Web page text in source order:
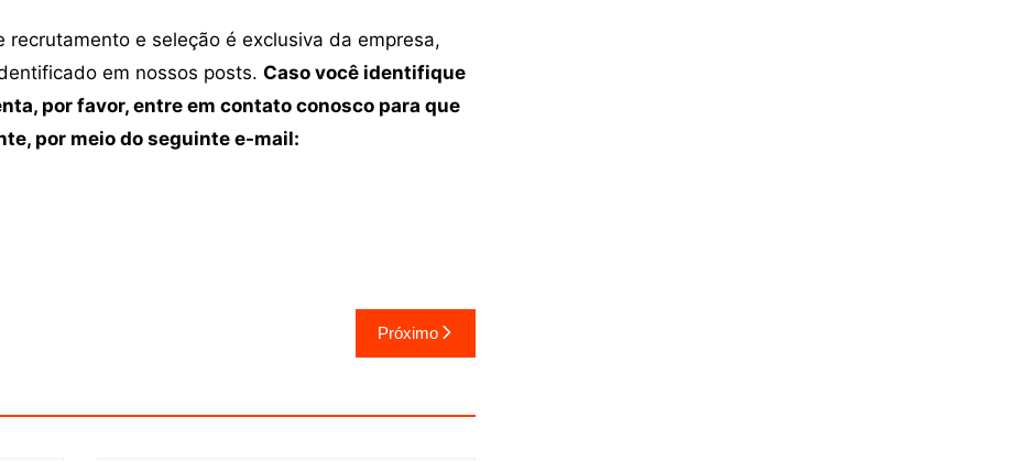
e seleção é exclusiva da empresa,
em nossos posts. Caso você identifique
por favor, entre em contato conosco para que
por meio do seguinte e-mail:
Próximo